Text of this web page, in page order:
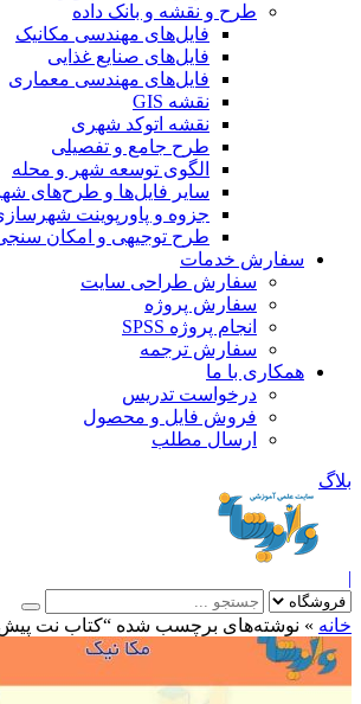
طرح و نقشه و بانک داده
فایل‌های مهندسی مکانیک
فایل‌های صنایع غذایی
فایل‌های مهندسی معماری
نقشه GIS
نقشه اتوکد شهری
طرح جامع و تفصیلی
الگوی توسعه شهر و محله
سایر فایل‌ها و طرح‌های شهری
جزوه و پاورپوینت شهرسازی
طرح توجیهی و امکان سنجی
سفارش خدمات
سفارش طراحی سایت
سفارش پروژه
انجام پروژه SPSS
سفارش ترجمه
همکاری با ما
درخواست تدریس
فروش فایل و محصول
ارسال مطلب
»نوشته‌های برچسب شده “کتاب نت پیش